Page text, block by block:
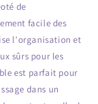
de
facile des
l'organisation et
sûrs pour les
est parfait pour
dans un